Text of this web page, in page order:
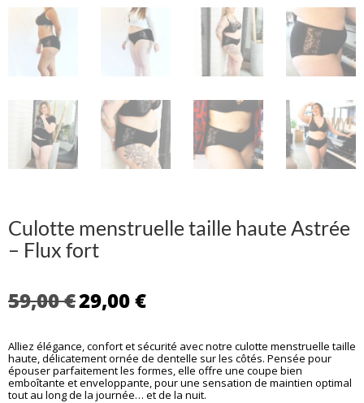
Culotte menstruelle taille haute Astrée
– Flux fort
59,00€ Le
prix
était :
59,00 €.
29,00€Le
prix
est :
29,00 €.
Alliez élégance, confort et sécurité avec notre culotte menstruelle taille
haute, délicatement ornée de dentelle sur les côtés. Pensée pour
épouser parfaitement les formes, elle offre une coupe bien
emboîtante et enveloppante, pour une sensation de maintien optimal
tout au long de la journée… et de la nuit.